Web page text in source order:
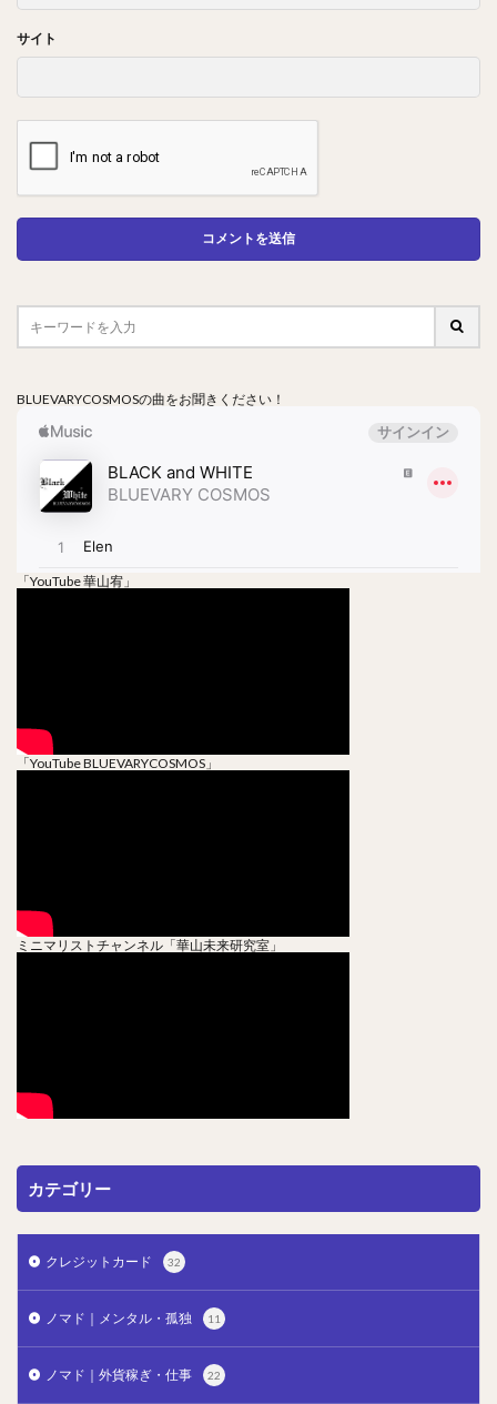
サイト
BLUEVARYCOSMOSの曲をお聞きください！
「YouTube 華山宥」
「YouTube BLUEVARYCOSMOS」
ミニマリストチャンネル「華山未来研究室」
カテゴリー
クレジットカード 32
ノマド｜メンタル・孤独 11
ノマド｜外貨稼ぎ・仕事 22